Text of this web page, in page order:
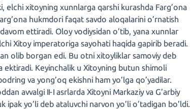
elchi xitoyning xunnlarga qarshi kurashda Farg’ona
hukmdori faqat savdo aloqalarini o’rnatish
ettiradi. Oloy vodiysidan o’tib, yana xunnlar
Xitoy imperatoriga sayohati haqida gapirib beradi.
olib borgan edi. Bu otni xitoyliklar samoviy deb
ektiradi. Keyinchalik u Xitoyning butun shimoli
va yong’oq ekishni ham yo’lga qo’yadilar.
avvalgi II-I asrlarda Xitoyni Markaziy va G’arbiy
yo’li deb ataluvchi narvon yo’li o’tadigan bo’ldi.